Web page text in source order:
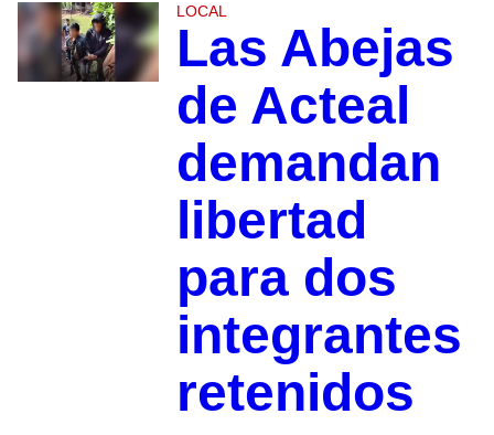
LOCAL
Las Abejas
de Acteal
demandan
libertad
para dos
integrantes
retenidos